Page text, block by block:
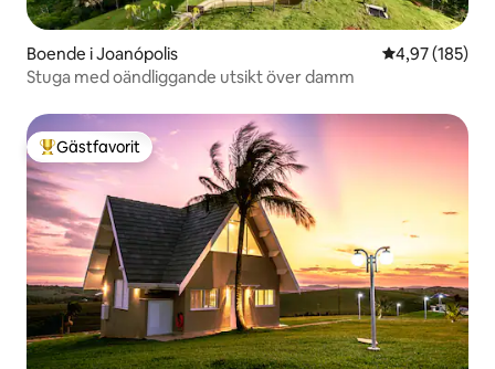
Boende i Joanópolis 4,97 av 5 i
4,97 (185)
Stuga med oändliggande utsikt över damm
Populär gästfavorit
Gästfavorit